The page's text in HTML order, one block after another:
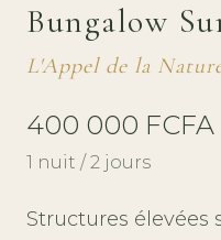
Bungalow
L'Appel de la
400 000 FCFA
1 nuit / 2 jours
Structures élevées